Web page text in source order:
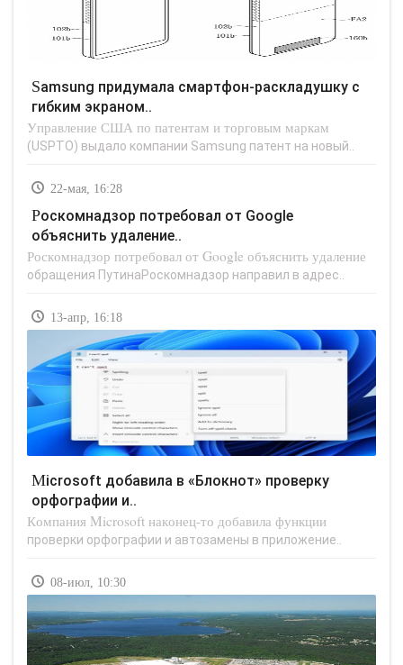
Samsung придумала смартфон-раскладушку с
гибким экраном..
Управление США по патентам и торговым маркам
(USPTO) выдало компании Samsung патент на новый..
22-мая, 16:28
Роскомнадзор потребовал от Google
объяснить удаление..
Роскомнадзор потребовал от Google объяснить удаление
обращения ПутинаРоскомнадзор направил в адрес..
13-апр, 16:18
Microsoft добавила в «Блокнот» проверку
орфографии и..
Компания Microsoft наконец-то добавила функции
проверки орфографии и автозамены в приложение..
08-июл, 10:30